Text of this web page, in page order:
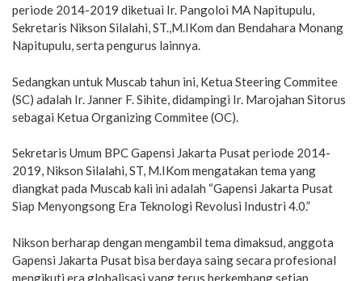
periode 2014-2019 diketuai Ir. Pangoloi MA Napitupulu,
Sekretaris Nikson Silalahi, ST.,M.IKom dan Bendahara Monang
Napitupulu, serta pengurus lainnya.
Sedangkan untuk Muscab tahun ini, Ketua Steering Commitee
(SC) adalah Ir. Janner F. Sihite, didampingi Ir. Marojahan Sitorus
sebagai Ketua Organizing Commitee (OC).
Sekretaris Umum BPC Gapensi Jakarta Pusat periode 2014-
2019, Nikson Silalahi, ST, M.IKom mengatakan tema yang
diangkat pada Muscab kali ini adalah “Gapensi Jakarta Pusat
Siap Menyongsong Era Teknologi Revolusi Industri 4.0.”
Nikson berharap dengan mengambil tema dimaksud, anggota
Gapensi Jakarta Pusat bisa berdaya saing secara profesional
mengikuti era globalisasi yang terus berkembang setiap